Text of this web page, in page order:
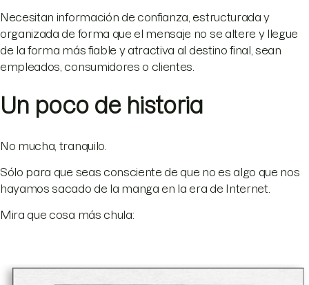
Necesitan información de confianza, estructurada y
organizada de forma que el mensaje no se altere y llegue
de la forma más fiable y atractiva al destino final, sean
empleados, consumidores o clientes.
Un poco de historia
No mucha, tranquilo.
Sólo para que seas consciente de que no es algo que nos
hayamos sacado de la manga en la era de Internet.
Mira que cosa más chula: